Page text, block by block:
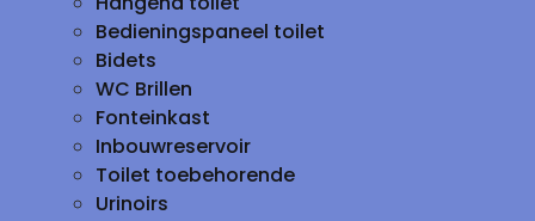
Bedieningspaneel toilet
Bidets
WC Brillen
Fonteinkast
Inbouwreservoir
Toilet toebehorende
Urinoirs